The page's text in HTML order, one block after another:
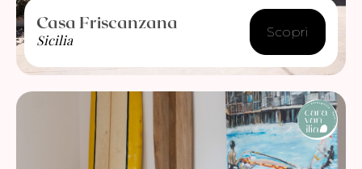
Casa Friscanzana
Sicilia Scopri